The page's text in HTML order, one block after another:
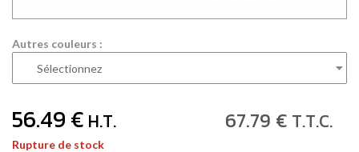
Autres couleurs :
56.49€ H.T. 67.79 € T.T.C.
Rupture de stock